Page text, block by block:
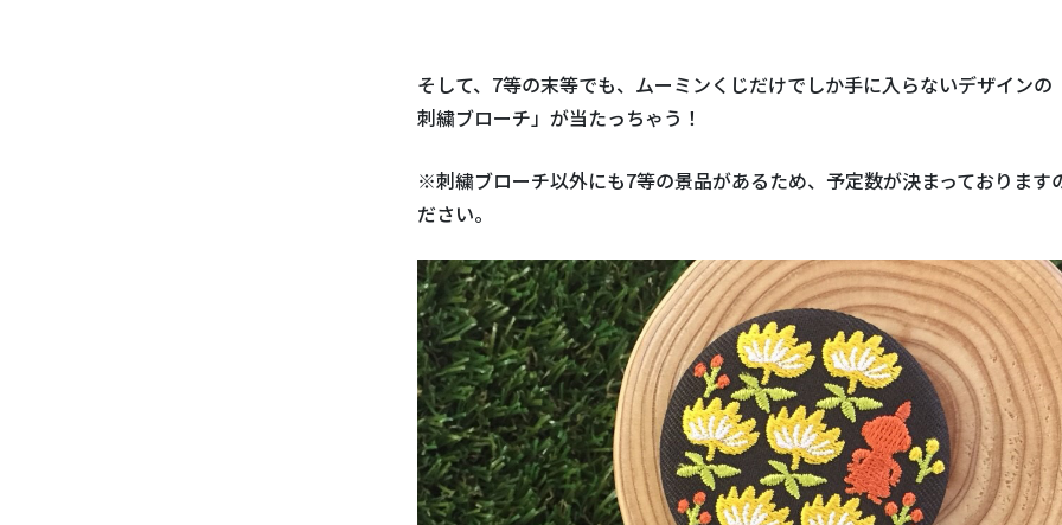
そして、7等の末等でも、ムーミンくじだけでしか手に入らないデザイン
刺繍ブローチ」が当たっちゃう！
※刺繍ブローチ以外にも7等の景品があるため、予定数が決まっております
ださい。